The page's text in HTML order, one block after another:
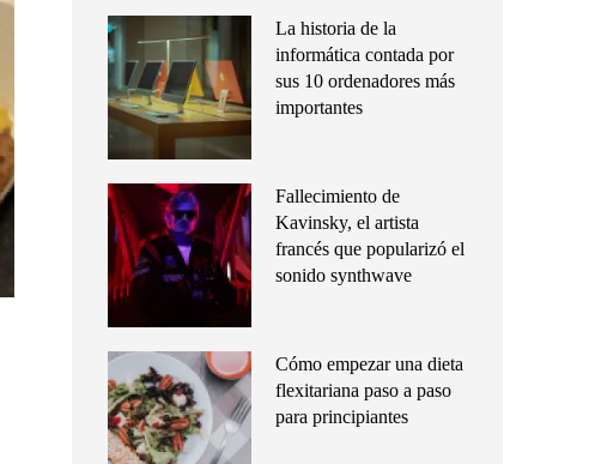
La historia de la
informática contada por
sus 10 ordenadores más
importantes
Fallecimiento de
Kavinsky, el artista
francés que popularizó el
sonido synthwave
Cómo empezar una dieta
flexitariana paso a paso
para principiantes